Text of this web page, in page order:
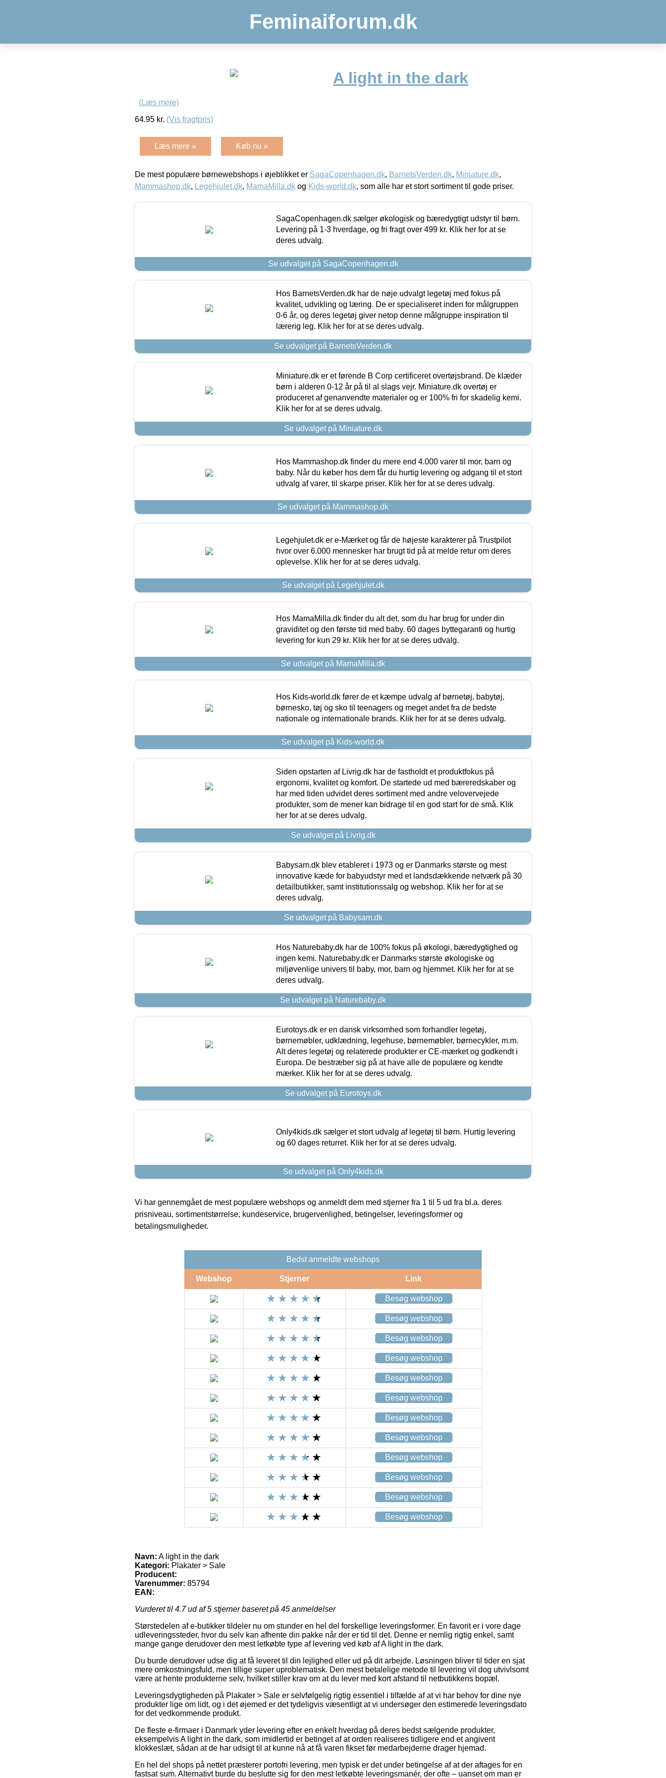
Feminaiforum.dk
A light in the dark
(Læs mere)
64.95 kr. (Vis fragtpris)
Læs mere » Køb nu »
De mest populære børnewebshops i øjeblikket er SagaCopenhagen.dk, BarnetsVerden.dk, Miniature.dk,
Mammashop.dk, Legehjulet.dk, MamaMilla.dk og Kids-world.dk, som alle har et stort sortiment til gode priser.
SagaCopenhagen.dk sælger økologisk og bæredygtigt udstyr til børn.
Levering på 1-3 hverdage, og fri fragt over 499 kr. Klik her for at se
deres udvalg.
Se udvalget på SagaCopenhagen.dk
Hos BarnetsVerden.dk har de nøje udvalgt legetøj med fokus på
kvalitet, udvikling og læring. De er specialiseret inden for målgruppen
0-6 år, og deres legetøj giver netop denne målgruppe inspiration til
lærerig leg. Klik her for at se deres udvalg.
Se udvalget på BarnetsVerden.dk
Miniature.dk er et førende B Corp certificeret overtøjsbrand. De klæder
børn i alderen 0-12 år på til al slags vejr. Miniature.dk overtøj er
produceret af genanvendte materialer og er 100% fri for skadelig kemi.
Klik her for at se deres udvalg.
Se udvalget på Miniature.dk
Hos Mammashop.dk finder du mere end 4.000 varer til mor, barn og
baby. Når du køber hos dem får du hurtig levering og adgang til et stort
udvalg af varer, til skarpe priser. Klik her for at se deres udvalg.
Se udvalget på Mammashop.dk
Legehjulet.dk er e-Mærket og får de højeste karakterer på Trustpilot
hvor over 6.000 mennesker har brugt tid på at melde retur om deres
oplevelse. Klik her for at se deres udvalg.
Se udvalget på Legehjulet.dk
Hos MamaMilla.dk finder du alt det, som du har brug for under din
graviditet og den første tid med baby. 60 dages byttegaranti og hurtig
levering for kun 29 kr. Klik her for at se deres udvalg.
Se udvalget på MamaMilla.dk
Hos Kids-world.dk fører de et kæmpe udvalg af børnetøj, babytøj,
børnesko, tøj og sko til teenagers og meget andet fra de bedste
nationale og internationale brands. Klik her for at se deres udvalg.
Se udvalget på Kids-world.dk
Siden opstarten af Livrig.dk har de fastholdt et produktfokus på
ergonomi, kvalitet og komfort. De startede ud med bæreredskaber og
har med tiden udvidet deres sortiment med andre velovervejede
produkter, som de mener kan bidrage til en god start for de små. Klik
her for at se deres udvalg.
Se udvalget på Livrig.dk
Babysam.dk blev etableret i 1973 og er Danmarks største og mest
innovative kæde for babyudstyr med et landsdækkende netværk på 30
detailbutikker, samt institutionssalg og webshop. Klik her for at se
deres udvalg.
Se udvalget på Babysam.dk
Hos Naturebaby.dk har de 100% fokus på økologi, bæredygtighed og
ingen kemi. Naturebaby.dk er Danmarks største økologiske og
miljøvenlige univers til baby, mor, barn og hjemmet. Klik her for at se
deres udvalg.
Se udvalget på Naturebaby.dk
Eurotoys.dk er en dansk virksomhed som forhandler legetøj,
børnemøbler, udklædning, legehuse, børnemøbler, børnecykler, m.m.
Alt deres legetøj og relaterede produkter er CE-mærket og godkendt i
Europa. De bestræber sig på at have alle de populære og kendte
mærker. Klik her for at se deres udvalg.
Se udvalget på Eurotoys.dk
Only4kids.dk sælger et stort udvalg af legetøj til børn. Hurtig levering
og 60 dages returret. Klik her for at se deres udvalg.
Se udvalget på Only4kids.dk
Vi har gennemgået de mest populære webshops og anmeldt dem med stjerner fra 1 til 5 ud fra bl.a. deres
prisniveau, sortimentstørrelse, kundeservice, brugervenlighed, betingelser, leveringsformer og
betalingsmuligheder.
Bedst anmeldte webshops
Webshop Stjerner Link
Besøg webshop
Besøg webshop
Besøg webshop
Besøg webshop
Besøg webshop
Besøg webshop
Besøg webshop
Besøg webshop
Besøg webshop
Besøg webshop
Besøg webshop
Besøg webshop
Navn: A light in the dark
Kategori: Plakater > Sale
Producent:
Varenummer: 85794
EAN:
Vurderet til 4.7ud af 5 stjerner baseret på 45 anmeldelser
Størstedelen af e-butikker tildeler nu om stunder en hel del forskellige leveringsformer. En favorit er i vore dage
udleveringssteder, hvor du selv kan afhente din pakke når der er tid til det. Denne er nemlig rigtig enkel, samt
mange gange derudover den mest letkøbte type af levering ved køb af A light in the dark.
Du burde derudover udse dig at få leveret til din lejlighed eller ud på dit arbejde. Løsningen bliver til tider en sjat
mere omkostningsfuld, men tillige super uproblematisk. Den mest betalelige metode til levering vil dog utvivlsomt
være at hente produkterne selv, hvilket stiller krav om at du lever med kort afstand til netbutikkens bopæl.
Leveringsdygtigheden på Plakater > Sale er selvfølgelig rigtig essentiel i tilfælde af at vi har behov for dine nye
produkter lige om lidt, og i det øjemed er det tydeligvis væsentligt at vi undersøger den estimerede leveringsdato
for det vedkommende produkt.
De fleste e-firmaer i Danmark yder levering efter en enkelt hverdag på deres bedst sælgende produkter,
eksempelvis A light in the dark, som imidlertid er betinget af at orden realiseres tidligere end et angivent
klokkeslæt, sådan at de har udsigt til at kunne nå at få varen fikset før medarbejderne drager hjemad.
En hel del shops på nettet præsterer portofri levering, men typisk er det under betingelse af at der aftages for en
fastsat sum. Alternativt burde du beslutte sig for den mest letkøbte leveringsmanér, der ofte – uanset om man er